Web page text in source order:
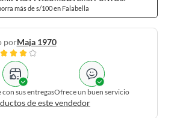
más de s/100 en Falabella
porMaja 1970
con sus entregasOfrece un buen servicio
de este vendedor